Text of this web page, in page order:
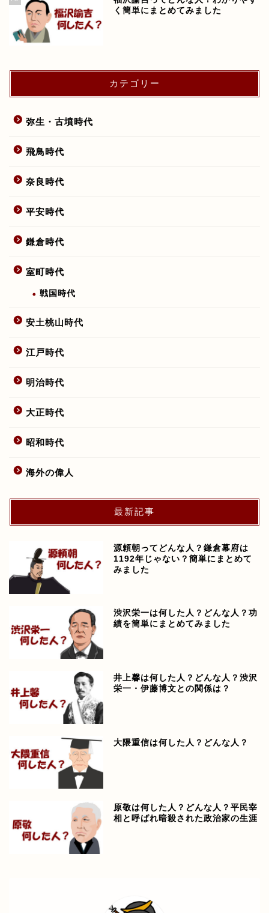
く簡単にまとめてみました
カテゴリー
弥生・古墳時代
飛鳥時代
奈良時代
平安時代
鎌倉時代
室町時代
戦国時代
安土桃山時代
江戸時代
明治時代
大正時代
昭和時代
海外の偉人
最新記事
源頼朝ってどんな人？鎌倉幕府は
1192年じゃない？簡単にまとめて
みました
渋沢栄一は何した人？どんな人？功
績を簡単にまとめてみました
井上馨は何した人？どんな人？渋沢
栄一・伊藤博文との関係は？
大隈重信は何した人？どんな人？
原敬は何した人？どんな人？平民宰
相と呼ばれ暗殺された政治家の生涯